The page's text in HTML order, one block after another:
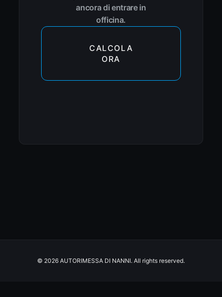
ancora di entrare in
officina.
CALCOLA
ORA
© 2026 AUTORIMESSA DI NANNI. All rights reserved.